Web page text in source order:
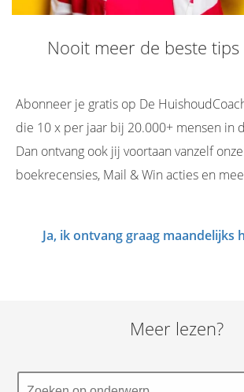
Nooit meer de beste tips
Abonneer je gratis op De
die 10 x per jaar bij 20.000+ mensen in
Dan ontvang ook jij voortaan vanzelf
boekrecensies, Mail & Win acties en
Ja, ik ontvang graag maandelijks
Meer lezen?